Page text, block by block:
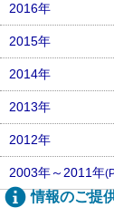
2016年
2015年
2014年
2013年
2012年
2003年～2011年
情報のご提